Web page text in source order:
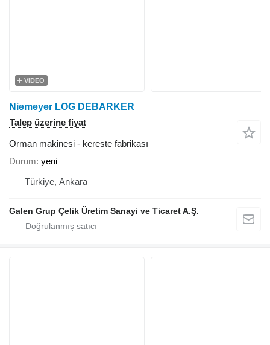
VIDEO
Niemeyer LOG DEBARKER
Talep üzerine fiyat
Orman makinesi - kereste fabrikası
Durum yeni
Türkiye, Ankara
Galen Grup Çelik Üretim Sanayi ve Ticaret A.Ş.